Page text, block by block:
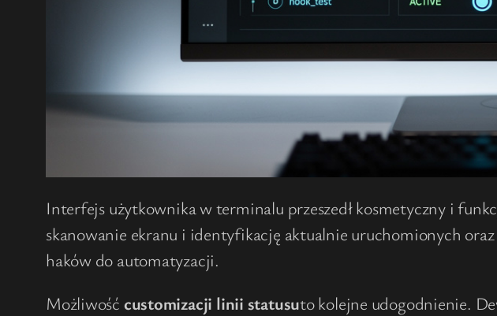
Interfejs użytkownika w terminalu przeszedł kosmetyczny i
skanowanie ekranu i identyfikację aktualnie uruchomionych
haków do automatyzacji.
Możliwość customizacji linii statusuto kolejne udogodnienie.